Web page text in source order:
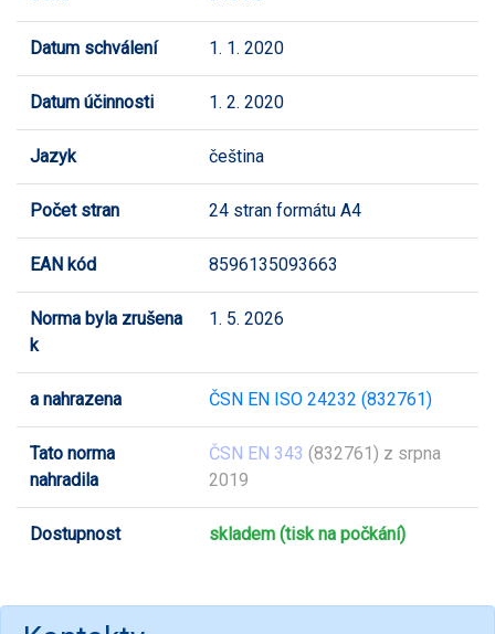
Datum schválení 1. 1. 2020
Datum účinnosti 1. 2. 2020
Jazyk čeština
Počet stran 24 stran formátu A4
EAN kód 8596135093663
Norma byla zrušena
k
1. 5. 2026
a nahrazena ČSN EN ISO 24232 (832761)
Tato norma
nahradila
ČSN EN 343 (832761) z srpna
2019
Dostupnost skladem (tisk na počkání)